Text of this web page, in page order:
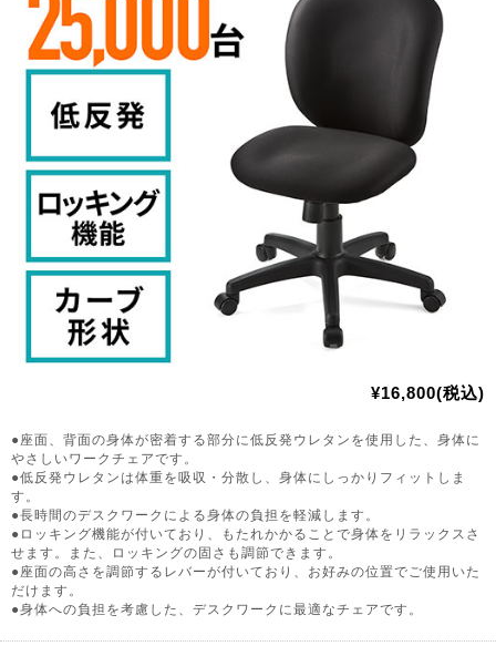
¥16,800(税込)
●座面、背面の身体が密着する部分に低反発ウレタンを使用した、身体に
やさしいワークチェアです。
●低反発ウレタンは体重を吸収・分散し、身体にしっかりフィットしま
す。
●長時間のデスクワークによる身体の負担を軽減します。
●ロッキング機能が付いており、もたれかかることで身体をリラックスさ
せます。また、ロッキングの固さも調節できます。
●座面の高さを調節するレバーが付いており、お好みの位置でご使用いた
だけます。
●身体への負担を考慮した、デスクワークに最適なチェアです。